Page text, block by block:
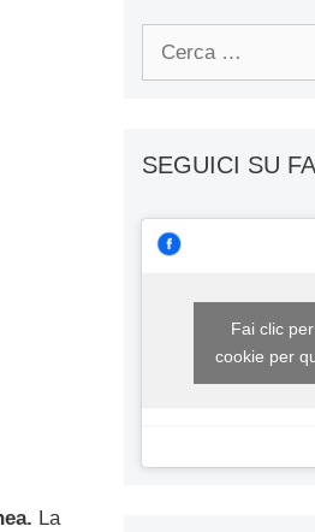
La
SEGUICI SU
Fai clic
cookie per